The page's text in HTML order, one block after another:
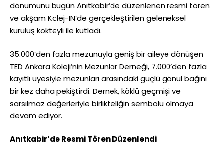
dönümünü bugün Anıtkabir’de düzenlenen resmi tören
ve akşam Kolej-IN’de gerçekleştirilen geleneksel
kuruluş kokteyli ile kutladı.
35.000’den fazla mezunuyla geniş bir aileye dönüşen
TED Ankara Koleji’nin Mezunlar Derneği, 7.000’den fazla
kayıtlı üyesiyle mezunları arasındaki güçlü gönül bağını
bir kez daha pekiştirdi. Dernek, köklü geçmişi ve
sarsılmaz değerleriyle birlikteliğin sembolü olmaya
devam ediyor.
Anıtkabir’de Resmi Tören Düzenlendi